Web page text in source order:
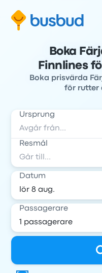
Boka
Finnlines
Boka prisvärda
för rutter
Ursprung
Resmål
Datum
Passagerare